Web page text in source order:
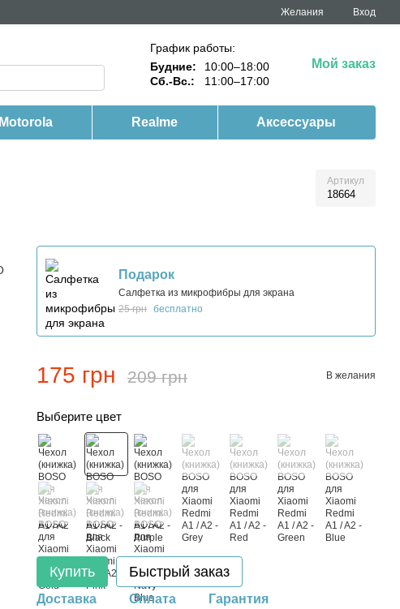
Желания Вход
График работы:
Будние:
10:00–18:00
Сб.-Вс.:
11:00–17:00
Мой заказ
Motorola Realme Аксессуары
Артикул
18664
Подарок
Салфетка из микрофибры для экрана
25 грн бесплатно
175 грн 209 грн В желания
Выберите цвет
Купить Быстрый заказ
Доставка Оплата Гарантия